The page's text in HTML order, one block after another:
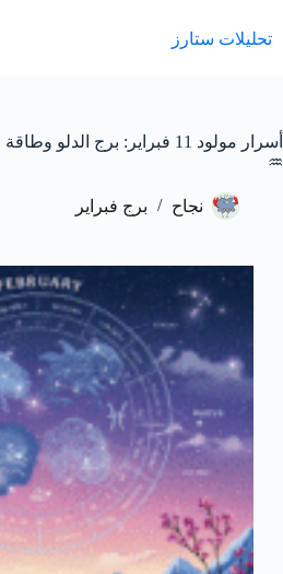
المحتوى
تحليلات ستارز
♒️
نجاح برج فبراير